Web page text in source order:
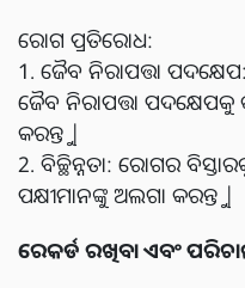
ରୋଗ ପ୍ରତିରୋଧ:
1. ଜୈବ ନିରାପତ୍ତା
ଜୈବ ନିରାପତ୍ତା ପଦକ୍ଷେପକୁ
କରନ୍ତୁ |
2. ବିଚ୍ଛିନ୍ନତା: ରୋଗର
ପକ୍ଷୀମାନଙ୍କୁ ଅଲଗା କରନ୍ତୁ |
ରେକର୍ଡ ରଖିବା ଏବଂ